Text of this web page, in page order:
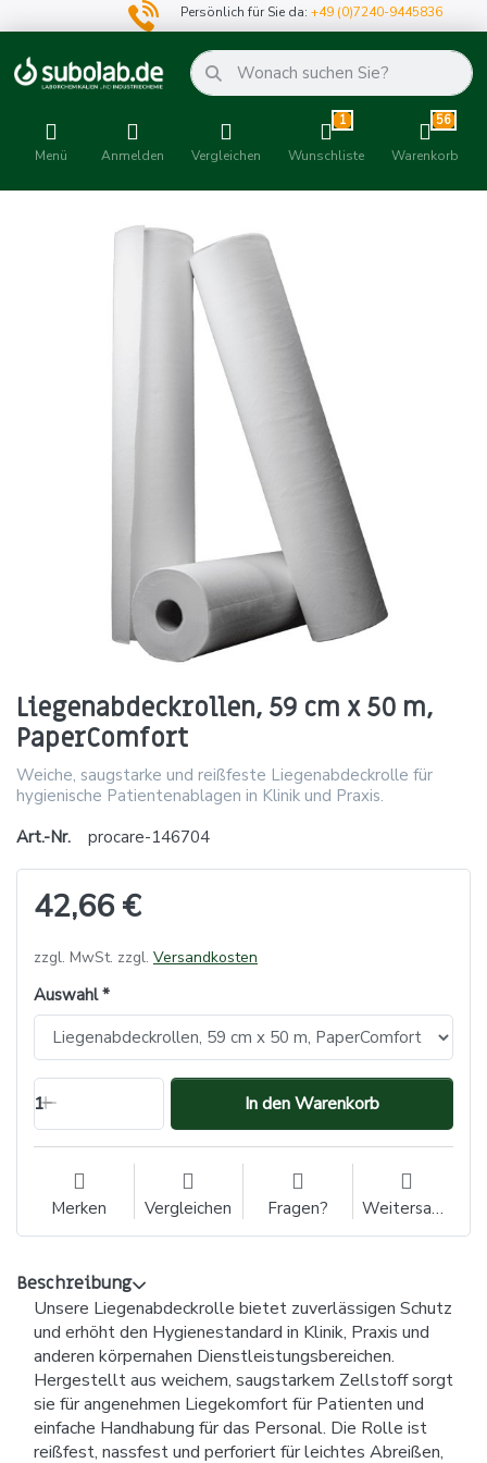
Persönlich für Sie da:+49 (0)7240-9445836
Menü Anmelden Vergleichen
1
Wunschliste
56
Warenkorb
Liegenabdeckrollen, 59 cm x 50 m,
PaperComfort
Weiche, saugstarke und reißfeste Liegenabdeckrolle für
hygienische Patientenablagen in Klinik und Praxis.
Art.-Nr.
procare-146704
42,66 €
zzgl. MwSt. zzgl. Versandkosten
Auswahl
1 In den Warenkorb
Merken Vergleichen Fragen? Weitersagen
Beschreibung
Unsere Liegenabdeckrolle bietet zuverlässigen Schutz
und erhöht den Hygienestandard in Klinik, Praxis und
anderen körpernahen Dienstleistungsbereichen.
Hergestellt aus weichem, saugstarkem Zellstoff sorgt
sie für angenehmen Liegekomfort für Patienten und
einfache Handhabung für das Personal. Die Rolle ist
reißfest, nassfest und perforiert für leichtes Abreißen,